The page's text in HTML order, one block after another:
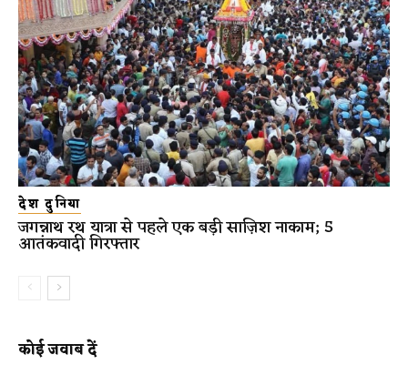
देश दुनिया
जगन्नाथ रथ यात्रा से पहले एक बड़ी साज़िश नाकाम; 5
आतंकवादी गिरफ्तार
कोई जवाब दें